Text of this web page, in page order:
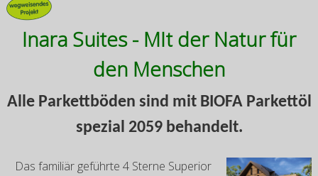
Inara Suites - MIt der Natur für
den Menschen
Alle Parkettböden sind mit BIOFA Parkettöl
spezial 2059 behandelt.
Das familiär geführte 4 Sterne Superior